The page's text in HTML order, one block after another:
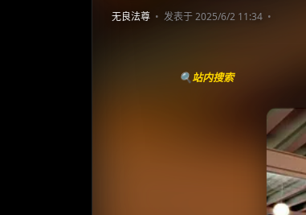
无良法尊 发表于 2025/6/2 11:34
🔍站内搜索